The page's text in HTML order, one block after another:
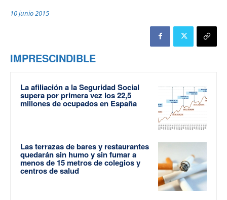
10 junio 2015
IMPRESCINDIBLE
La afiliación a la Seguridad Social
supera por primera vez los 22,5
millones de ocupados en España
Las terrazas de bares y restaurantes
quedarán sin humo y sin fumar a
menos de 15 metros de colegios y
centros de salud